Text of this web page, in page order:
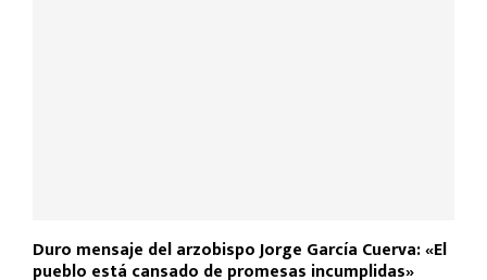
Duro mensaje del arzobispo Jorge García Cuerva: «El
pueblo está cansado de promesas incumplidas»